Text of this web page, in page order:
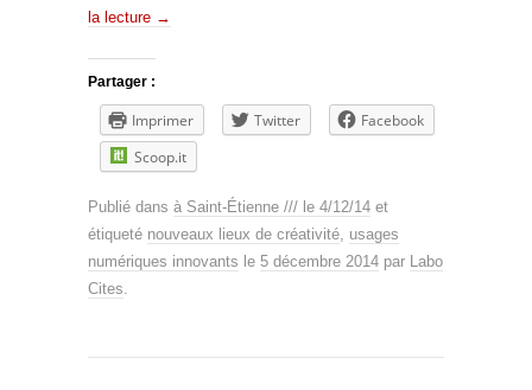
la lecture →
Partager :
Imprimer Twitter
Facebook
Scoop.it
Publié dans à Saint-Étienne /// le 4/12/14 et
étiqueté nouveaux lieux de créativité usages
numériques innovants le 5 décembre 2014 par Labo
Cites